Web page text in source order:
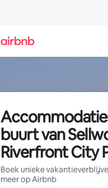
buurt van
Riverfront City
Boek unieke
meer op Airbnb